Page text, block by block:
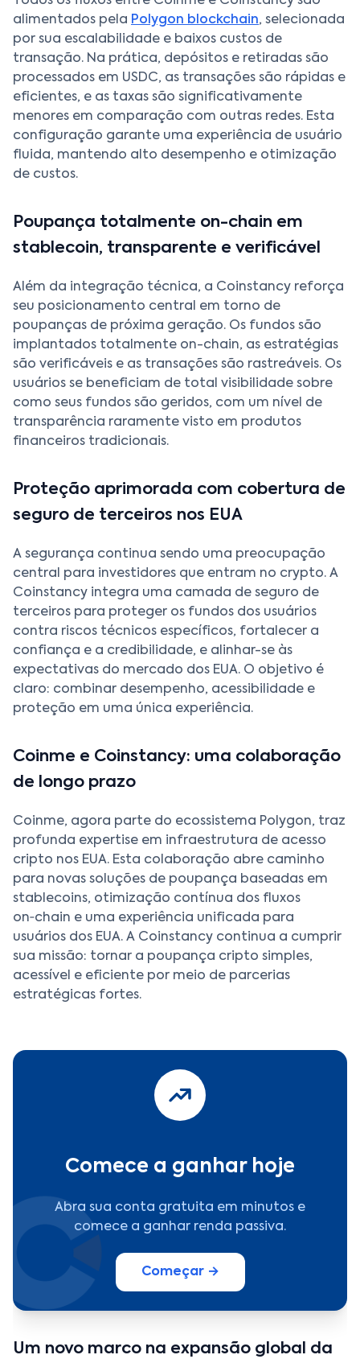
alimentados pela Polygon blockchain, selecionada
por sua escalabilidade e baixos custos de
transação. Na prática, depósitos e retiradas são
processados em USDC, as transações são rápidas e
eficientes, e as taxas são significativamente
menores em comparação com outras redes. Esta
configuração garante uma experiência de usuário
fluida, mantendo alto desempenho e otimização
de custos.
Poupança totalmente on-chain em
stablecoin, transparente e verificável
Além da integração técnica, a Coinstancy reforça
seu posicionamento central em torno de
poupanças de próxima geração. Os fundos são
implantados totalmente on-chain, as estratégias
são verificáveis e as transações são rastreáveis. Os
usuários se beneficiam de total visibilidade sobre
como seus fundos são geridos, com um nível de
transparência raramente visto em produtos
financeiros tradicionais.
Proteção aprimorada com cobertura de
seguro de terceiros nos EUA
A segurança continua sendo uma preocupação
central para investidores que entram no crypto. A
Coinstancy integra uma camada de seguro de
terceiros para proteger os fundos dos usuários
contra riscos técnicos específicos, fortalecer a
confiança e a credibilidade, e alinhar-se às
expectativas do mercado dos EUA. O objetivo é
claro: combinar desempenho, acessibilidade e
proteção em uma única experiência.
Coinme e Coinstancy: uma colaboração
de longo prazo
Coinme, agora parte do ecossistema Polygon, traz
profunda expertise em infraestrutura de acesso
cripto nos EUA. Esta colaboração abre caminho
para novas soluções de poupança baseadas em
stablecoins, otimização contínua dos fluxos
on‑chain e uma experiência unificada para
usuários dos EUA. A Coinstancy continua a cumprir
sua missão: tornar a poupança cripto simples,
acessível e eficiente por meio de parcerias
estratégicas fortes.
Comece a ganhar hoje
Abra sua conta gratuita em minutos e
comece a ganhar renda passiva.
Começar →
Um novo marco na expansão global da